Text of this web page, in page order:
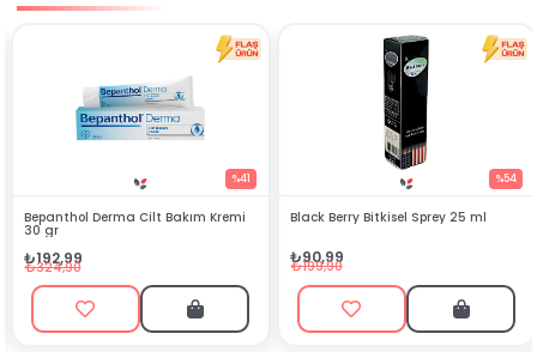
Kremi Black Berry Bitkisel Sprey 25 ml Kartix MSM Boswellia